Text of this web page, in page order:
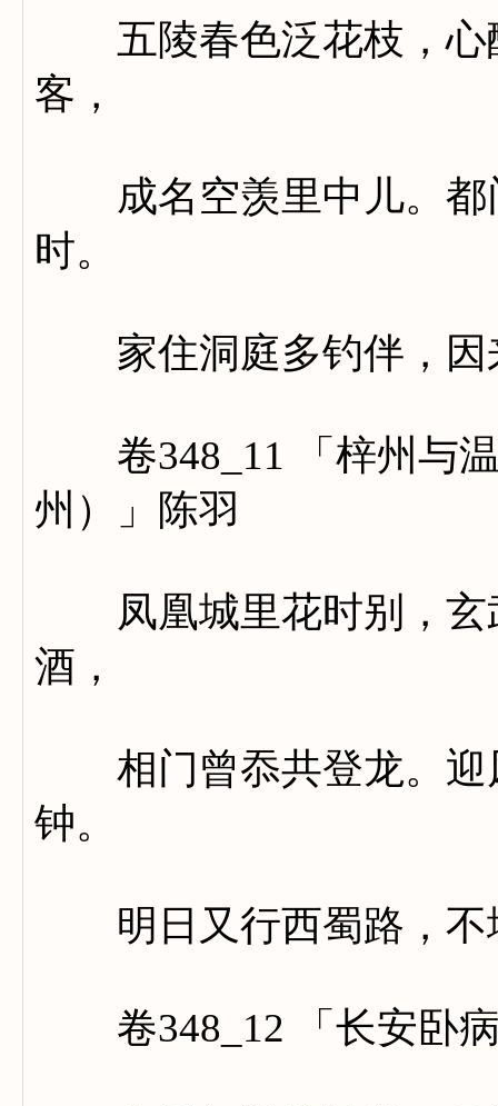
五陵春色泛花枝，心
客，
成名空羡里中儿。都
时。
家住洞庭多钓伴，因
卷348_11 「梓州与温
州）」陈羽
凤凰城里花时别，玄
酒，
相门曾忝共登龙。迎
钟。
明日又行西蜀路，不
卷348_12 「长安卧病